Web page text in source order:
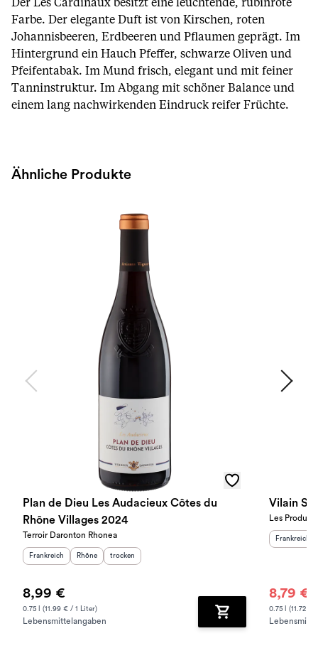
Der Les Cardinaux besitzt eine leuchtende, rubinrote
Farbe. Der elegante Duft ist von Kirschen, roten
Johannisbeeren, Erdbeeren und Pflaumen geprägt. Im
Hintergrund ein Hauch Pfeffer, schwarze Oliven und
Pfeifentabak. Im Mund frisch, elegant und mit feiner
Tanninstruktur. Im Abgang mit schöner Balance und
einem lang nachwirkenden Eindruck reifer Früchte.
Ähnliche Produkte
Plan de Dieu Les Audacieux Côtes du
Rhône Villages 2024
Terroir Daronton Rhonea
Herkunftsland
Frankreich Herkunftsregion:
Rhône Geschmack
trocken
8,99 €
0.75 l (11.99 € / 1 Liter)
Lebensmittelangaben Zum Warenkorb
Vilain
Les
Frankreich
8,79 €
0.75 l (11.72 €